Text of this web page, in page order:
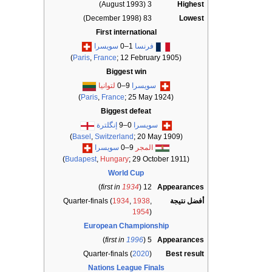
Highest
3 (August 1993)
Lowest
83 (December 1998)
First international
فرنسا
سويسرا
(
Paris, France; 12 February 1905)
Biggest win
سويسرا
9–0
لتوانيا
(
Paris, France; 25 May 1924)
Biggest defeat
سويسرا
0–9
إنگلترة
(
Basel , Switzerland ; 20 May 1909)
المجر
سويسرا
(
Budapest, Hungary; 29 October 1911)
World Cup
Appearances
12 (
first in 1934
)
أفضل نتيجة
Quarter-finals (1934, 1938,
1954)
European Championship
Appearances
5 (
first in 1996
)
Best result
Quarter-finals (2020)
Nations League Finals